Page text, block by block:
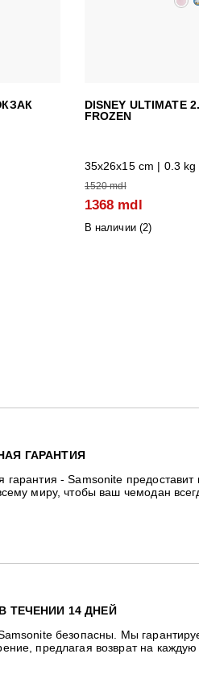
DISNEY ULTIMATE
FROZEN
35x26x15 cm | 0.3 kg
1520 mdl
1368 mdl
В наличии (2)
ГАРАНТИЯ
гарантия - Samsonite предоставит
миру, чтобы ваш чемодан
ТЕЧЕНИИ 14 ДНЕЙ
безопасны. Мы
предлагая возврат на каждую